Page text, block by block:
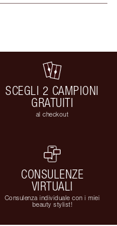
SCEGLI 2 CAMPIONI
GRATUITI
al checkout
CONSULENZE
VIRTUALI
Consulenza individuale con i miei
beauty stylist!